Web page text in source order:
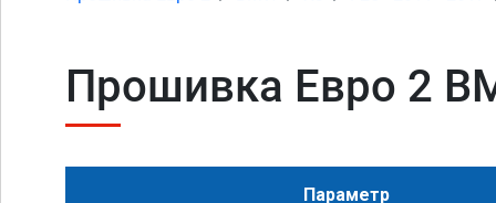
Прошивка Евро 2
Параметр